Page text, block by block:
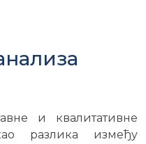
и квалитативне
разлика између